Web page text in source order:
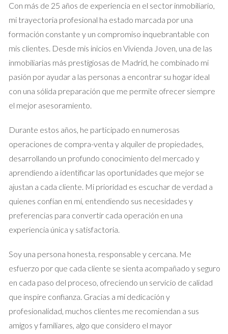
sin sentido. Contactaron a un agente local que se encargó de
filtrar las llamadas iniciales. El agente verificó la solvencia de
los interesados antes de agendar visitas, lo que les permitió
tener un control total sobre su tiempo. Como resultado,
recibieron solo ofertas serias y pudieron cerrar la venta en
menos de dos meses.
"Gracias a nuestro agente, pudimos vender
Familia Pérez
Caso de Estudio 2: Juan y su Piso en
Malasaña
Juan tenía un piso en una zona muy demandada de Malasaña y
pensaba que podría venderlo fácilmente por su cuenta. Sin
embargo, pronto se dio cuenta de que manejar las consultas
era más complicado de lo que había imaginado. Después de
no productivas, decidió contratar a un agente inmobiliario
local. Este profesional no solo se encargó del marketing del
piso, sino que también organizó las visitas para maximizar el
interés. En cuestión de semanas, Juan recibió varias ofertas
competitivas y pudo elegir la mejor.
Con más de 25 años de experiencia en el sector inmobiliario,
mi trayectoria profesional ha estado marcada por una
formación constante y un compromiso inquebrantable con
mis clientes. Desde mis inicios en Vivienda Joven, una de las
inmobiliarias más prestigiosas de Madrid, he combinado mi
pasión por ayudar a las personas a encontrar su hogar ideal
con una sólida preparación que me permite ofrecer siempre
el mejor asesoramiento.
Durante estos años, he participado en numerosas
operaciones de compra-venta y alquiler de propiedades,
desarrollando un profundo conocimiento del mercado y
aprendiendo a identificar las oportunidades que mejor se
ajustan a cada cliente. Mi prioridad es escuchar de verdad a
quienes confían en mí, entendiendo sus necesidades y
preferencias para convertir cada operación en una
experiencia única y satisfactoria.
Soy una persona honesta, responsable y cercana. Me
esfuerzo por que cada cliente se sienta acompañado y seguro
en cada paso del proceso, ofreciendo un servicio de calidad
que inspire confianza. Gracias a mi dedicación y
profesionalidad, muchos clientes me recomiendan a sus
amigos y familiares, algo que considero el mayor